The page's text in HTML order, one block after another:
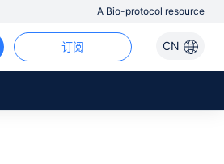
A Bio-protocol resource
CN
订阅